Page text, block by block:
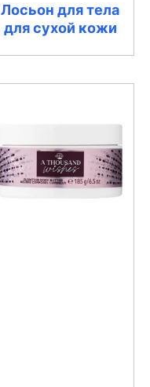
Лосьон для тела
для сухой кожи